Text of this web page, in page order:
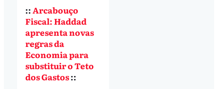
::Arcabouço
Fiscal: Haddad
apresenta novas
regras da
Economia para
substituir o Teto
dos Gastos::